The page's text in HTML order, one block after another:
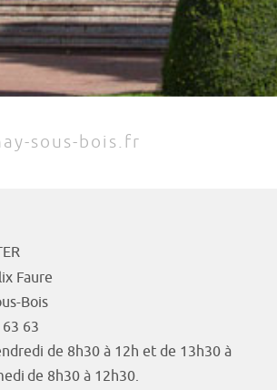
sous-bois.fr
Faure
Bois
63
de 8h30 à 12h et de 13h30 à
de 8h30 à 12h30.